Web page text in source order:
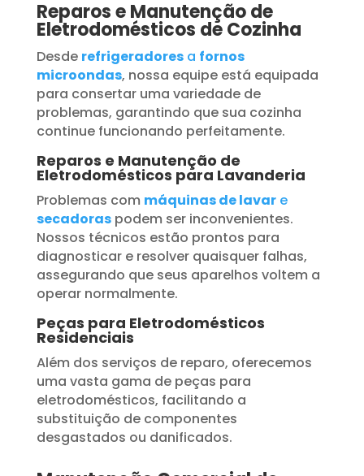
Reparos e Manutenção de
Eletrodomésticos de Cozinha
Desde refrigeradoresa fornos
microondas, nossa equipe está equipada
para consertar uma variedade de
problemas, garantindo que sua cozinha
continue funcionando perfeitamente.
Reparos e Manutenção de
Eletrodomésticos para Lavanderia
Problemas com máquinas de lavare
secadoraspodem ser inconvenientes.
Nossos técnicos estão prontos para
diagnosticar e resolver quaisquer falhas,
assegurando que seus aparelhos voltem a
operar normalmente.
Peças para Eletrodomésticos
Residenciais
Além dos serviços de reparo, oferecemos
uma vasta gama de peças para
eletrodomésticos, facilitando a
substituição de componentes
desgastados ou danificados.